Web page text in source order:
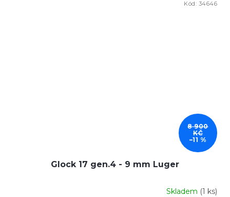
8 900
KČ
–11 %
Glock 17 gen.4 - 9 mm Luger
Skladem (1 ks)
Kód: 34646